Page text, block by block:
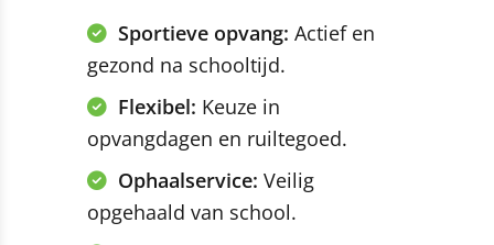
Sportieve opvang: Actief en
gezond na schooltijd.
Flexibel: Keuze in
opvangdagen en ruiltegoed.
Ophaalservice: Veilig
opgehaald van school.